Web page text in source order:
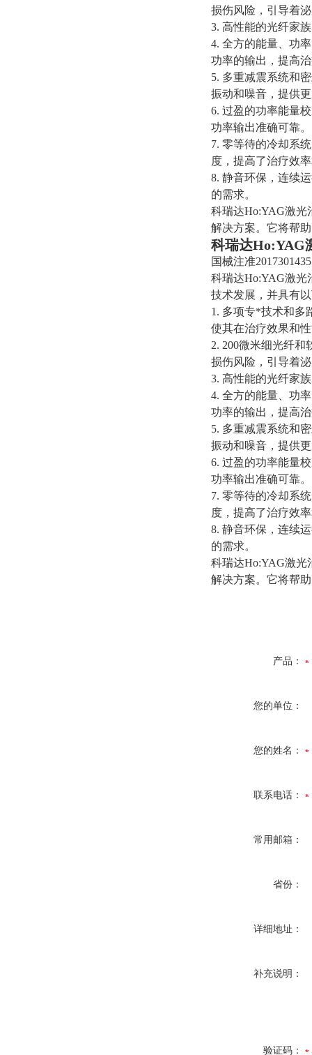
损伤风险，引导着
3. 高性能的光纤家
4. 全方的能量、功
功率的输出，提高
5. 多重减震系统和
振动和噪音，提供
6. 过盈的功率能量
功率输出准确可靠。
7. 零等待的冷却系
度，提高了治疗效
8. 静音环保，连续
的需求。
科瑞达Ho:YAG激光
解决方案。它将帮
科瑞达Ho:YAG
国械注准
科瑞达Ho:YAG激光
技术发展，并具有
1. 多项专*技术和多
使其在治疗效果和
2. 200微米细光纤
损伤风险，引导着
3. 高性能的光纤家
4. 全方的能量、功
功率的输出，提高
5. 多重减震系统和
振动和噪音，提供
6. 过盈的功率能量
功率输出准确可靠。
7. 零等待的冷却系
度，提高了治疗效
8. 静音环保，连续
的需求。
科瑞达Ho:YAG激光
解决方案。它将帮
产品：
您的单位：
您的姓名：
联系电话：
常用邮箱：
省份：
详细地址：
补充说明：
验证码：